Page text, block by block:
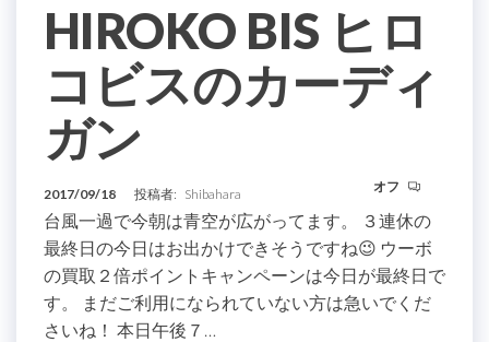
HIROKO BIS ヒロ
コビスのカーディ
ガン
2017/09/18 投稿者: Shibahara オフ
台風一過で今朝は青空が広がってます。 ３連休の
最終日の今日はお出かけできそうですね😉 ウーボ
の買取２倍ポイントキャンペーンは今日が最終日で
す。 まだご利用になられていない方は急いでくだ
さいね！ 本日午後７…